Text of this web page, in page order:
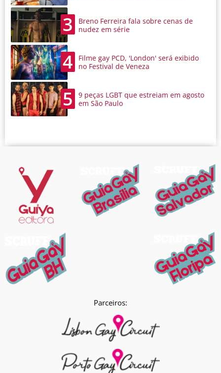
3
Breno Ferreira fala sobre cenas de
nudez em série
4
Filme gay PCD, 'London' será exibido
no Festival de Veneza
5
9 peças LGBT que estreiam em agosto
em São Paulo
Parceiros: